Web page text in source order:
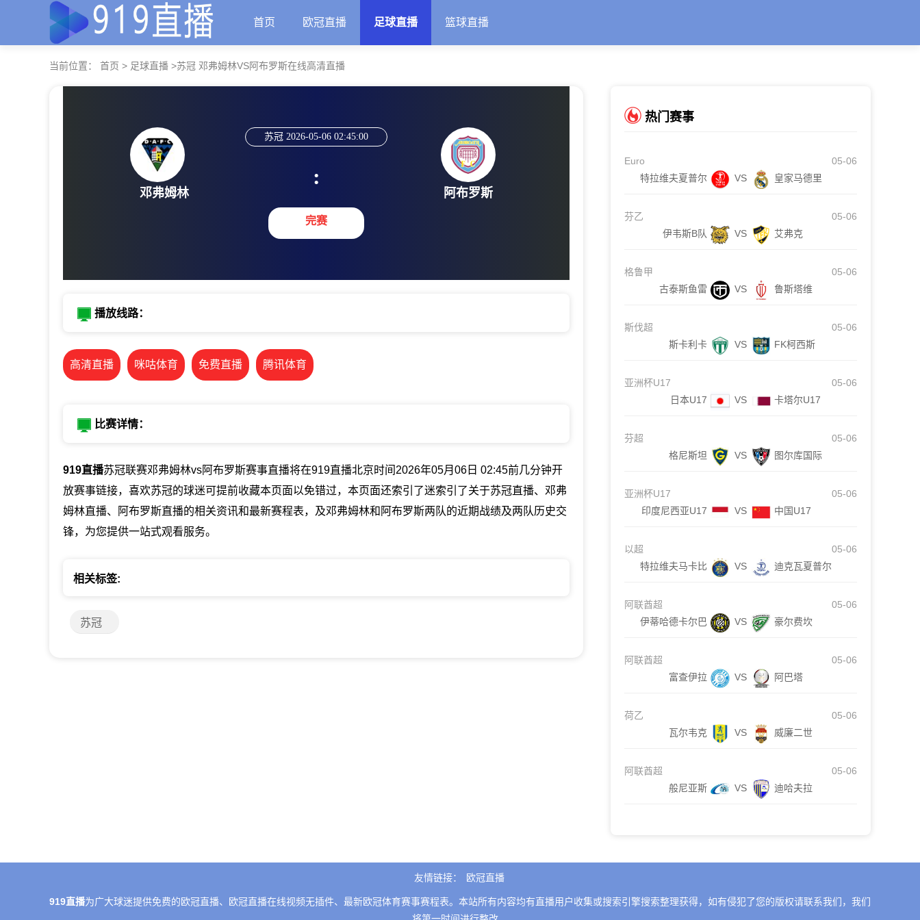
首页 欧冠直播 足球直播 篮球直播
当前位置： 首页 > 足球直播 >苏冠 邓弗姆林VS阿布罗斯在线高清直播
邓弗姆林
苏冠 2026-05-06 02:45:00
:
完赛
阿布罗斯
播放线路：
高清直播 咪咕体育 免费直播 腾讯体育
比赛详情：
919直播苏冠联赛邓弗姆林vs阿布罗斯赛事直播将在919直播北京时间2026年05月06日 02:45前几分钟开
放赛事链接，喜欢苏冠的球迷可提前收藏本页面以免错过，本页面还索引了迷索引了关于苏冠直播、邓弗
姆林直播、阿布罗斯直播的相关资讯和最新赛程表，及邓弗姆林和阿布罗斯两队的近期战绩及两队历史交
锋，为您提供一站式观看服务。
相关标签:
苏冠
热门赛事
Euro
05-06
特拉维夫夏普尔
VS 皇家马德里
芬乙
05-06
伊韦斯B队
VS 艾弗克
格鲁甲
05-06
古泰斯鱼雷
VS 鲁斯塔维
斯伐超
05-06
斯卡利卡
VS FK柯西斯
亚洲杯U17
05-06
日本U17
VS 卡塔尔U17
芬超
05-06
格尼斯坦
VS 图尔库国际
亚洲杯U17
05-06
印度尼西亚U17
VS 中国U17
以超
05-06
特拉维夫马卡比
VS 迪克瓦夏普尔
阿联酋超
05-06
伊蒂哈德卡尔巴
VS 豪尔费坎
阿联酋超
05-06
富查伊拉
VS 阿巴塔
荷乙
05-06
瓦尔韦克
VS 威廉二世
阿联酋超
05-06
般尼亚斯
VS 迪哈夫拉
友情链接： 欧冠直播
919直播为广大球迷提供免费的欧冠直播、欧冠直播在线视频无插件、最新欧冠体育赛事赛程表。本站所有内容均有直播用户收集或搜索引擎搜索整理获得，如有侵犯了您的版权请联系我们，我们